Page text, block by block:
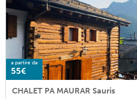
a partire da
55€
CHALET PA MAURAR Sauris